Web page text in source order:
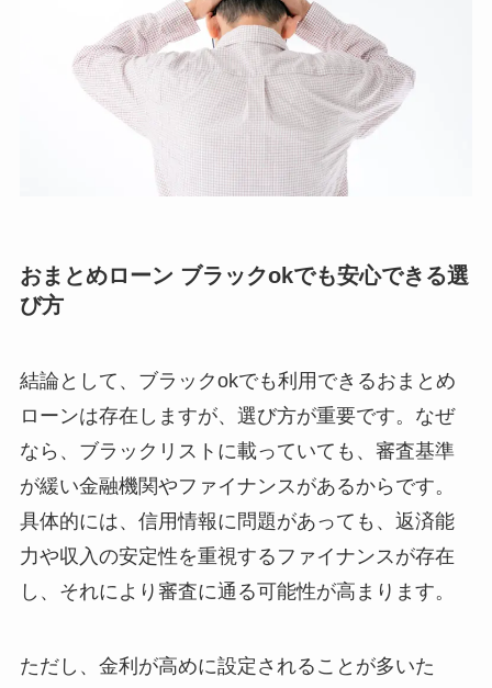
おまとめローン ブラックokでも安心できる選
び方
結論として、ブラックokでも利用できるおまとめ
ローンは存在しますが、選び方が重要です。なぜ
なら、ブラックリストに載っていても、審査基準
が緩い金融機関やファイナンスがあるからです。
具体的には、信用情報に問題があっても、返済能
力や収入の安定性を重視するファイナンスが存在
し、それにより審査に通る可能性が高まります。
ただし、金利が高めに設定されることが多いた